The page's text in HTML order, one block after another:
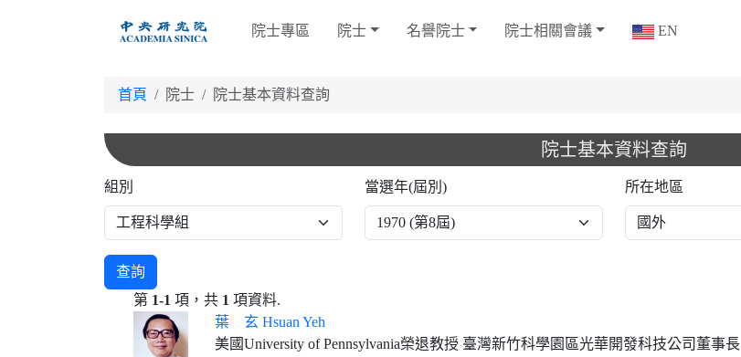
院士專區 院士 名譽院士 院士相關會議 EN
首頁 院士 院士基本資料查詢
院士基本資料查詢
組別 當選年(屆別) 所在地區
查詢
第 1-1 項，共 1 項資料.
葉 玄 Hsuan Yeh
美國University of Pennsylvania榮退教授 臺灣新竹科學園區光華開發科技公司董事長